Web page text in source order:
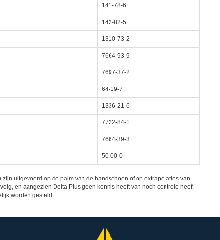
141-78-6
142-82-5
1310-73-2
7664-93-9
7697-37-2
64-19-7
1336-21-6
7722-84-1
7664-39-3
50-00-0
uitgevoerd op de palm van de handschoen of op extrapolaties van
en aangezien Delta Plus geen kennis heeft van noch controle heeft
worden gesteld.